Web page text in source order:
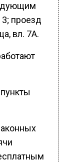
проезд
вл. 7А.